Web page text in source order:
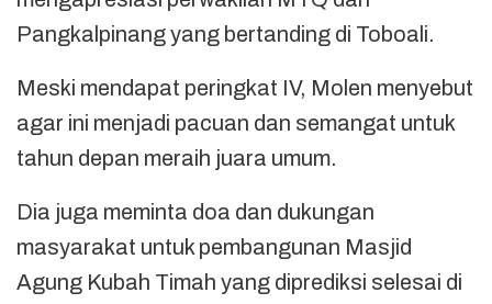
Pangkalpinang yang bertanding di Toboali.
Meski mendapat peringkat IV, Molen menyebut
agar ini menjadi pacuan dan semangat untuk
tahun depan meraih juara umum.
Dia juga meminta doa dan dukungan
masyarakat untuk pembangunan Masjid
Agung Kubah Timah yang diprediksi selesai di